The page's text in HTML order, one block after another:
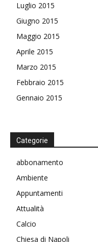
Luglio 2015
Giugno 2015
Maggio 2015
Aprile 2015
Marzo 2015
Febbraio 2015
Gennaio 2015
Categorie
abbonamento
Ambiente
Appuntamenti
Attualità
Calcio
Chiesa di Napoli